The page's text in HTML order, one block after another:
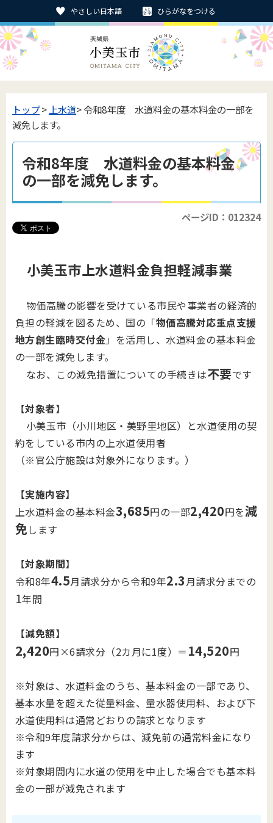
やさしい日本語 ひらがなをつける
トップ> 上水道> 令和8年度 水道料金の基本料金の一部を
減免します。
令和8年度 水道料金の基本料金
の一部を減免します。
ページID：012324
小美玉市上水道料金負担軽減事業
物価高騰の影響を受けている市民や事業者の経済的
負担の軽減を図るため、国の「物価高騰対応重点支援
地方創生臨時交付金」を活用し、水道料金の基本料金
の一部を減免します。
なお、この減免措置についての手続きは不要です
【対象者】
小美玉市（小川地区・美野里地区）と水道使用の契
約をしている市内の上水道使用者
（※官公庁施設は対象外になります。）
【実施内容】
上水道料金の基本料金3,685円の一部2,420円を減
免します
【対象期間】
令和8年4.5月請求分から令和9年2.3月請求分までの
1年間
【減免額】
2,420円×6請求分（2カ月に1度）＝ 14,520円
※対象は、水道料金のうち、基本料金の一部であり、
基本水量を超えた従量料金、量水器使用料、および下
水道使用料は通常どおりの請求となります
※令和9年度請求分からは、減免前の通常料金になり
ます
※対象期間内に水道の使用を中止した場合でも基本料
金の一部が減免されます